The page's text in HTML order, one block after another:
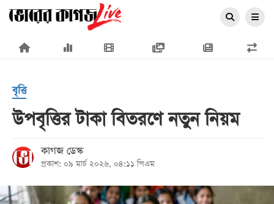
×
প্রচ্ছদ
রাজনীতি
বৃত্তি
উপবৃত্তির টাকা বিতরণে নতুন নিয়ম
কাগজ ডেস্ক
প্রকাশ: ০৯ মার্চ ২০২৬, ০৪:১১ পিএম